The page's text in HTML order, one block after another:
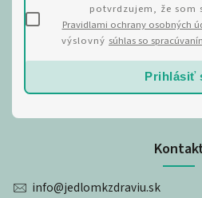
info@jedlomkzdraviu.sk
potvrdzujem, že som
Pravidlami ochrany osobných
výslovný súhlas so
Prihlásiť